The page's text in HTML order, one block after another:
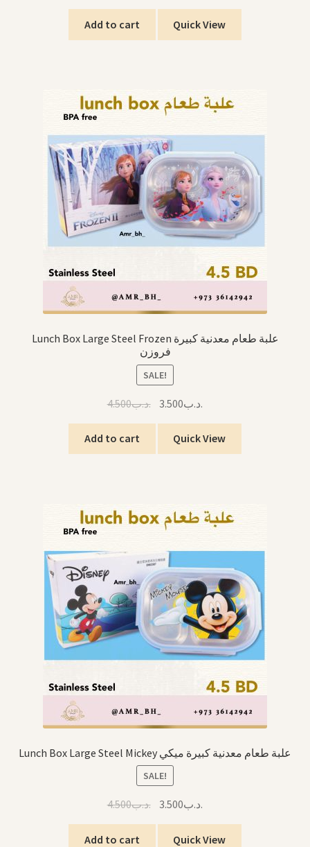
Add to cart Quick View
Lunch Box Large Steel Frozen علبة طعام معدنية كبيرة
فروزن
SALE!
.د.ب4.500
Original
.د.ب4.500.
.د.ب3.500
is:
Add to cart Quick View
Lunch Box Large Steel Mickey علبة طعام معدنية كبيرة ميكي
SALE!
.د.ب4.500
Original.د.ب3.500
is:
Add to cart Quick View